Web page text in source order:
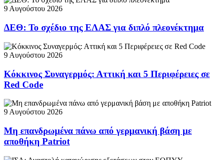
9 Αυγούστου 2026
ΔΕΘ: Το σχέδιο της ΕΛΑΣ για διπλό πλεονέκτημα
9 Αυγούστου 2026
Κόκκινος Συναγερμός: Αττική και 5 Περιφέρειες σε
Red Code
9 Αυγούστου 2026
Μη επανδρωμένα πάνω από γερμανική βάση με
αποθήκη Patriot